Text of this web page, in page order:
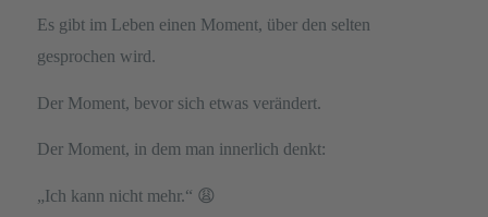
Es gibt im Leben einen Moment, über den selten
gesprochen wird.
Der Moment, bevor sich etwas verändert.
Der Moment, in dem man innerlich denkt:
„Ich kann nicht mehr.“ 😩